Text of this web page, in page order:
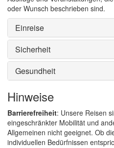
oder Wunsch beschrieben sind.
Einreise
Sicherheit
Gesundheit
Hinweise
Barrierefreiheit: Unsere Reisen
eingeschränkter Mobilität und
Allgemeinen nicht geeignet. Ob
individuellen Bedürfnissen